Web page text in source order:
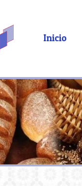
Inicio